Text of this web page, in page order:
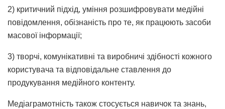
2) критичний підхід, уміння розшифровувати медійні
повідомлення, обізнаність про те, як працюють засоби
масової інформації;
3) творчі, комунікативні та виробничі здібності кожного
користувача та відповідальне ставлення до
продукування медійного контенту.
Медіаграмотність також стосується навичок та знань,